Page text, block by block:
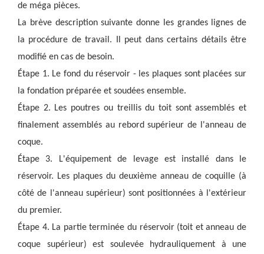
de méga pièces.
La brève description suivante donne les grandes lignes de
la procédure de travail. Il peut dans certains détails être
modifié en cas de besoin.
Étape 1. Le fond du réservoir - les plaques sont placées sur
la fondation préparée et soudées ensemble.
Étape 2. Les poutres ou treillis du toit sont assemblés et
finalement assemblés au rebord supérieur de l'anneau de
coque.
Étape 3. L'équipement de levage est installé dans le
réservoir. Les plaques du deuxième anneau de coquille (à
côté de l'anneau supérieur) sont positionnées à l'extérieur
du premier.
Étape 4. La partie terminée du réservoir (toit et anneau de
coque supérieur) est soulevée hydrauliquement à une